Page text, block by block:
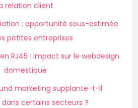
relation client
: opportunité sous-estimée
petites entreprises
RJ45 : impact sur le webdesign
domestique
marketing supplante-t-il
dans certains secteurs ?